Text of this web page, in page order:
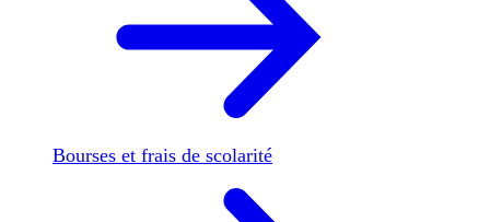
Bourses et frais de scolarité